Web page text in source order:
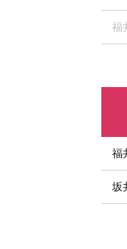
福
福
坂